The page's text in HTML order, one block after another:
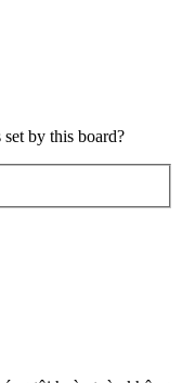
by this board?